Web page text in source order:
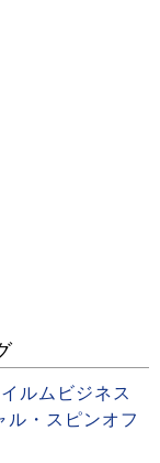
ルムビジネス
ル・スピンオフ